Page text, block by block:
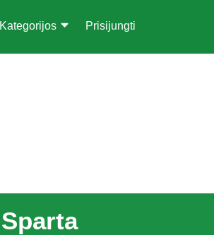
Kategorijos Prisijungti
Sparta